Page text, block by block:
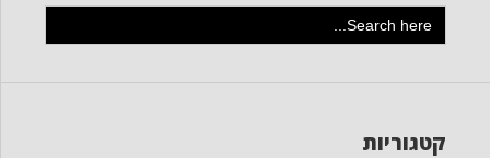
Search
for:
קטגוריות